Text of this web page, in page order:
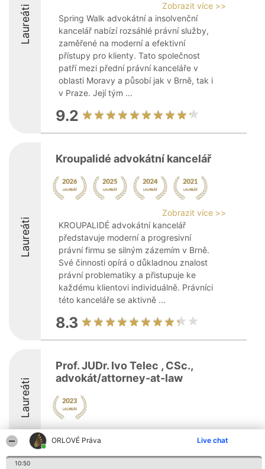
ORLOVÉ Práva Live chat
10:50
Laureáti
Zobrazit více >>
Spring Walk advokátní a insolvenční
kancelář nabízí rozsáhlé právní služby,
zaměřené na moderní a efektivní
přístupy pro klienty. Tato společnost
patří mezi přední právní kanceláře v
oblasti Moravy a působí jak v Brně, tak i
v Praze. Její tým ...
9.2
Laureáti
Kroupalidé advokátní kancelář
Zobrazit více >>
KROUPALIDÉ advokátní kancelář
představuje moderní a progresivní
právní firmu se silným zázemím v Brně.
Své činnosti opírá o důkladnou znalost
právní problematiky a přistupuje ke
každému klientovi individuálně. Právníci
této kanceláře se aktivně ...
8.3
Laureáti
Prof. JUDr. Ivo Telec , CSc.,
advokát/attorney-at-law